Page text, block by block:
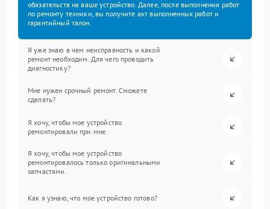
обязательств на ваше устройство. Далее, после выполнения работ
по ремонту техники, вы получите акт выполненных работ и
гарантийный талон.
Я уже знаю в чем неисправность и какой
ремонт необходим. Для чего проводить
диагностику?
Мне нужен срочный ремонт. Сможете
сделать?
Я хочу, чтобы мое устройство
ремонтировали при мне.
Я хочу, чтобы мое устройство
ремонтировалось только оригинальными
запчастями.
Как я узнаю, что мое устройство готово?